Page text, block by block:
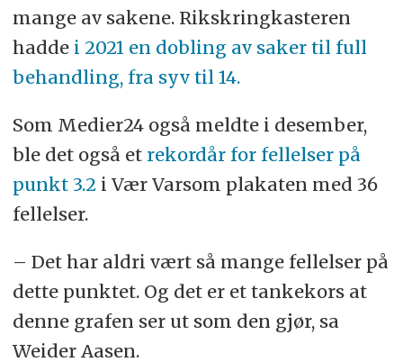
mange av sakene. Rikskringkasteren
hadde i 2021 en dobling av saker til full
behandling, fra syv til 14.
Som Medier24 også meldte i desember,
ble det også et rekordår for fellelser på
punkt 3.2i Vær Varsom plakaten med 36
fellelser.
– Det har aldri vært så mange fellelser på
dette punktet. Og det er et tankekors at
denne grafen ser ut som den gjør, sa
Weider Aasen.